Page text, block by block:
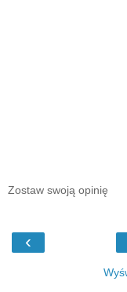
Zostaw swoją opinię
‹